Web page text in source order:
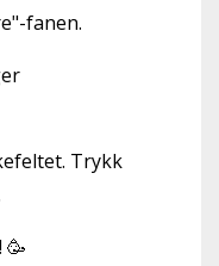
fanen.
Trykk
🥳